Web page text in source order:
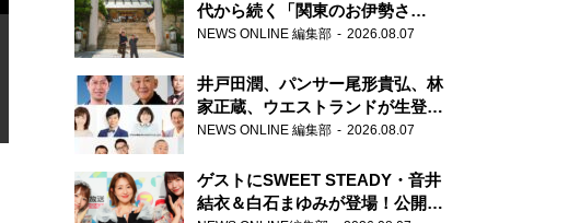
代から続く「関東のお伊勢さ
ま」、芝大神宮にてランパンプス
NEWS ONLINE 編集部 2026.08.07
井戸田潤、パンサー尾形貴弘、林
家正蔵、ウエストランドが生登
場！『ラジオビバリー昼ズ』
NEWS ONLINE 編集部 2026.08.07
ゲストにSWEET STEADY・音井
結衣＆白石まゆみが登場！公開収